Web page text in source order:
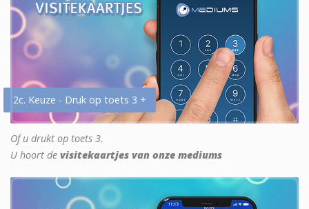
2c. Keuze - Druk op toets 3 +
Of u drukt op toets 3.
U hoort de visitekaartjes van onze mediums